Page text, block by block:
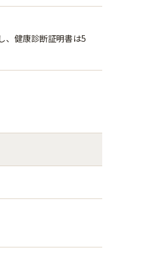
、健康診断証明書は5